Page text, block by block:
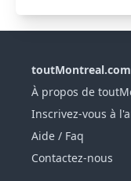
toutMontreal.com
À propos de
Inscrivez-vous à
Aide / Faq
Contactez-nous